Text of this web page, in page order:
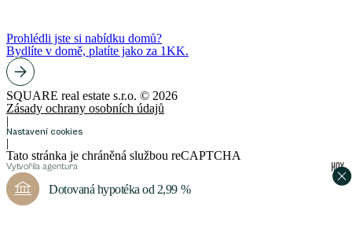
Prohlédli jste si nabídku domů?
Bydlíte v domě, platíte jako za 1KK.
SQUARE real estate s.r.o. © 2026
Zásady ochrany osobních údajů
|
Nastavení cookies
|
Tato stránka je chráněná službou reCAPTCHA
Vytvořila agentura
Dotovaná hypotéka od 2,99 %
Zobrazit více informací